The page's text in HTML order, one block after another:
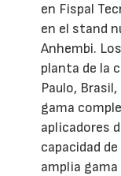
en Fispal
en el stand
Anhembi.
planta de la
Paulo,
gama
aplicadores
capacidad
amplia